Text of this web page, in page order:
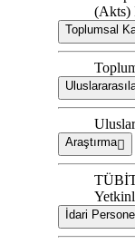
(Akts)
Toplumsal
Araştırma
İdari